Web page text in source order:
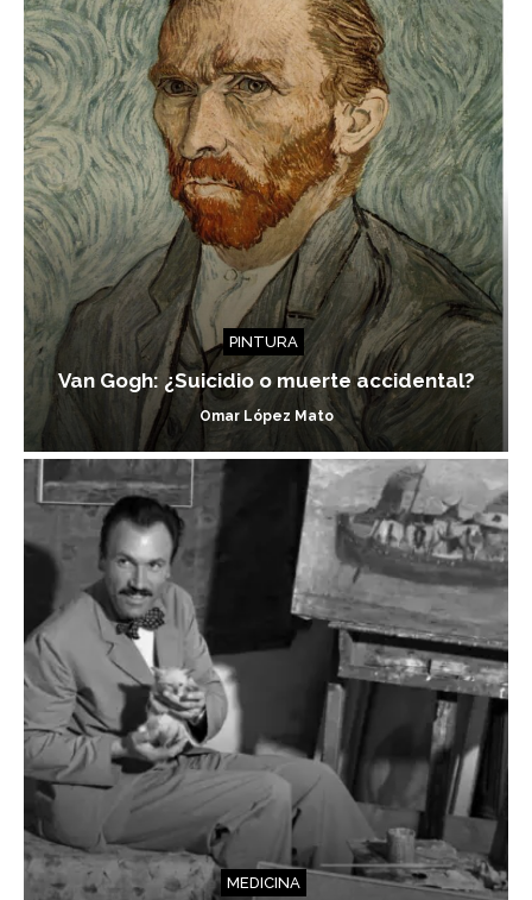
PINTURA
Van Gogh: ¿Suicidio o muerte accidental?
Omar López Mato
MEDICINA